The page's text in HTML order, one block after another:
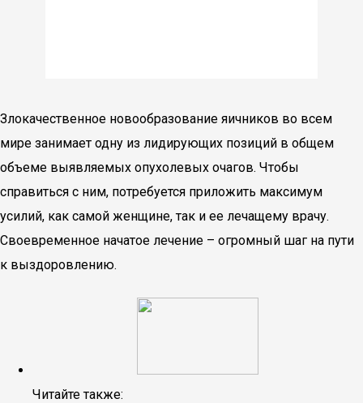
Злокачественное новообразование яичников во всем
мире занимает одну из лидирующих позиций в общем
объеме выявляемых опухолевых очагов. Чтобы
справиться с ним, потребуется приложить максимум
усилий, как самой женщине, так и ее лечащему врачу.
Своевременное начатое лечение – огромный шаг на пути
к выздоровлению.
Читайте также: